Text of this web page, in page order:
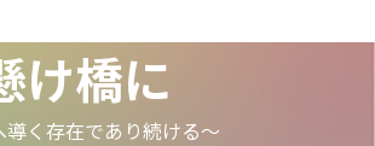
け橋に
く存在であり続ける〜